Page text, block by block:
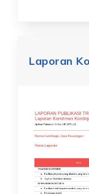
Laporan